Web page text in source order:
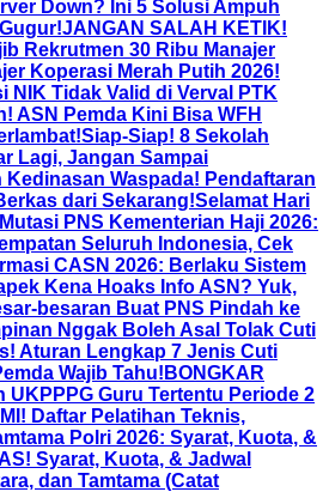
Down? Ini 5 Solusi Ampuh
JANGAN SALAH KETIK!
Rekrutmen 30 Ribu Manajer
Koperasi Merah Putih 2026!
NIK Tidak Valid di Verval PTK
ASN Pemda Kini Bisa WFH
Siap-Siap! 8 Sekolah
Lagi, Jangan Sampai
Kedinasan Waspada! Pendaftaran
dari Sekarang!Selamat Hari
PNS Kementerian Haji 2026:
Seluruh Indonesia, Cek
CASN 2026: Berlaku Sistem
Kena Hoaks Info ASN? Yuk,
besaran Buat PNS Pindah ke
Nggak Boleh Asal Tolak Cuti
Aturan Lengkap 7 Jenis Cuti
Wajib Tahu! BONGKAR
Guru Tertentu Periode 2
Daftar Pelatihan Teknis,
Polri 2026: Syarat, Kuota, &
Syarat, Kuota, & Jadwal
dan Tamtama (Catat